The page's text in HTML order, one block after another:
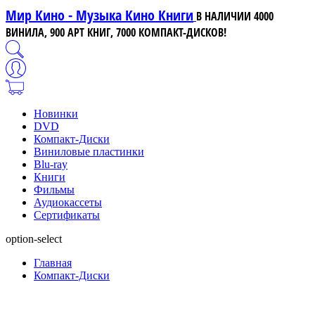
Мир Кино - Музыка Кино Книги В НАЛИЧИИ 4000
ВИНИЛА, 900 АРТ КНИГ, 7000 КОМПАКТ-ДИСКОВ!
Новинки
DVD
Компакт-Диски
Виниловые пластинки
Blu-ray
Книги
Фильмы
Аудиокассеты
Сертификаты
option-select
Главная
Компакт-Диски